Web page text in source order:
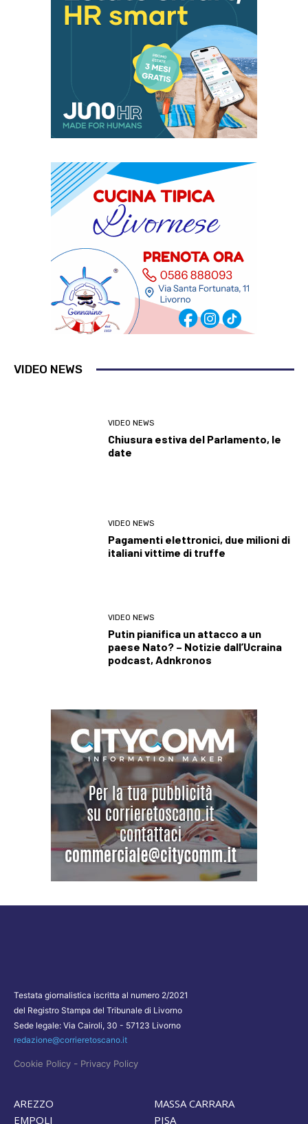
VIDEO NEWS
VIDEO NEWS
Chiusura estiva del Parlamento, le
date
VIDEO NEWS
Pagamenti elettronici, due milioni di
italiani vittime di truffe
VIDEO NEWS
Putin pianifica un attacco a un
paese Nato? – Notizie dall’Ucraina
podcast, Adnkronos
Testata giornalistica iscritta al numero 2/2021
del Registro Stampa del Tribunale di Livorno
Sede legale: Via Cairoli, 30 - 57123 Livorno
redazione@corrieretoscano.it
Cookie Policy - Privacy Policy
AREZZO
EMPOLI
MASSA CARRARA
PISA